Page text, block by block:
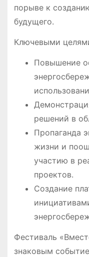
порыве к
будущего.
Ключевыми
Повышение
решений в
Пропаганда
жизни и
участию в
проектов.
Создание
Фестиваль
знаковым